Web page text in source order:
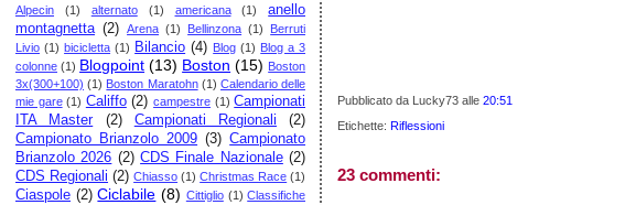
Alpecin (1) alternato (1) americana (1)
anello
montagnetta (2) Arena (1) Bellinzona (1)
Berruti
Livio (1) bicicletta (1) Bilancio (4) Blog (1) Blog a 3
colonne (1) Blogpoint (13) Boston (15) Boston
3x(300+100) (1) Boston Maratohn (1) Calendario delle
mie gare (1) Califfo (2) campestre (1) Campionati
ITA Master
(2) Campionati Regionali
(2)
Campionato Brianzolo 2009 (3) Campionato
Brianzolo 2026 (2) CDS Finale Nazionale (2)
CDS Regionali (2) Chiasso (1) Christmas Race (1)
Ciaspole (2) Ciclabile (8) Cittiglio (1) Classifiche
Pubblicato da Lucky73alle20:51
Etichette: Riflessioni
23 commenti: